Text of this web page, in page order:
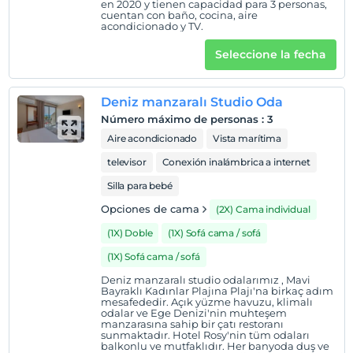
Mostrar en el
mapa
Políticas del hotel
Entrada
Después de 13:00
Mascotas permitidas
Áreas para fumar
habitaciones para no fumadores
Los bebés menores de 2 no pagan
Cada habitación es gratis para hasta 1 niños menores de
en 2020 y tienen capacidad para 3 personas,
cuentan con baño, cocina, aire
acondicionado y TV.
Seleccione la fecha
Deniz manzaralı Studio Oda
Número máximo de personas : 3
Aire acondicionado
Vista marítima
televisor
Conexión inalámbrica a internet
Silla para bebé
Opciones de cama
(2X) Cama individual
(1X) Doble
(1X) Sofá cama / sofá
(1X) Sofá cama / sofá
Deniz manzaralı studio odalarımız , Mavi
Bayraklı Kadınlar Plajına Plajı'na birkaç adım
mesafededir. Açık yüzme havuzu, klimalı
odalar ve Ege Denizi'nin muhteşem
manzarasına sahip bir çatı restoranı
sunmaktadır. Hotel Rosy'nin tüm odaları
balkonlu ve mutfaklıdır. Her banyoda duş ve